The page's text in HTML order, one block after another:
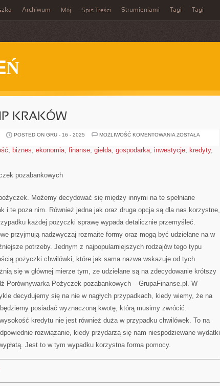
Archiwum Mój Spis Treści Strumieniami Tagi Tagi
KRAKÓW
POSTED ON GRU - 16 - 2025 MOŻLIWOŚĆ KOMENTOWANIA USŁUGI
ZOSTAŁA
, biznes, ekonomia, finanse, giełda, gospodarka, inwestycje, kredyty,
pozabankowych
Możemy decydować się między innymi na te spełniane
i te poza nim. Również jedna jak oraz druga opcja są dla nas korzystne,
każdej pożyczki sprawę wypada detalicznie przemyśleć.
przyjmują nadzwyczaj rozmaite formy oraz mogą być udzielane na w
potrzeby. Jednym z najpopularniejszych rodzajów tego typu
pożyczki chwilówki, które jak sama nazwa wskazuje od tych
się w głównej mierze tym, ze udzielane są na zdecydowanie krótszy
Porównywarka Pożyczek pozabankowych – GrupaFinanse.pl. W
decydujemy się na nie w nagłych przypadkach, kiedy wiemy, że na
posiadać wyznaczoną kwotę, którą musimy zwrócić.
kredytu nie jest również duża w przypadku chwilówek. To na
rozwiązanie, kiedy przydarzą się nam niespodziewane wydatki
Jest to w tym wypadku korzystna forma pomocy.